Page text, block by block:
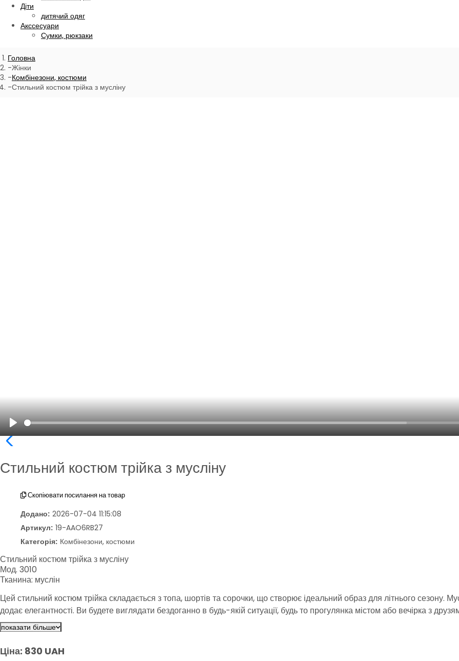
Діти
дитячий одяг
Акссесуари
Сумки, рюкзаки
Головна
Жінки
Комбінезони, костюми
Стильний костюм трійка з мусліну
Play
Стильний костюм трійка з мусліну
Скопіювати посилання на товар
Додано: 2026-07-04 11:15:08
Артикул: 19-AAO6RB27
Категорія: Комбінезони, костюми
Стильний костюм трійка з мусліну
Мод. 3010
Тканина: муслін
Цей стильний костюм трійка складається з топа, шортів та сорочки, що створює ідеальний образ для літнього сезону.
додає елегантності. Ви будете виглядати бездоганно в будь-якій ситуації, будь то прогулянка містом або вечірка з
показати більше
Ціна: 830 UAH